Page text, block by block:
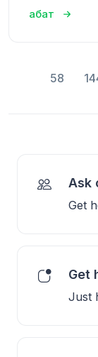
абат
58
Ask
Get
Get
Just